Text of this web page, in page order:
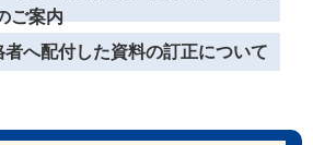
ご案内
者へ配付した資料の訂正について